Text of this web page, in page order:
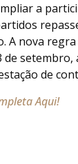
a
A nova
de setembro,
de
Aqui!